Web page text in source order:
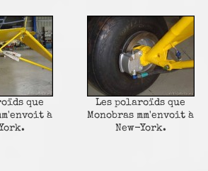
que
à
Les polaroïds que
Monobras mm'envoit à
New-York.